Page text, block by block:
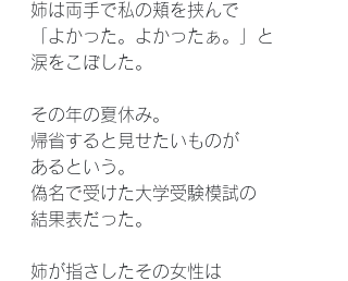
姉は両手で私の頬を挟んで
「よかった。よかったぁ。」と
涙をこぼした。
その年の夏休み。
帰省すると見せたいものが
あるという。
偽名で受けた大学受験模試の
結果表だった。
姉が指さしたその女性は